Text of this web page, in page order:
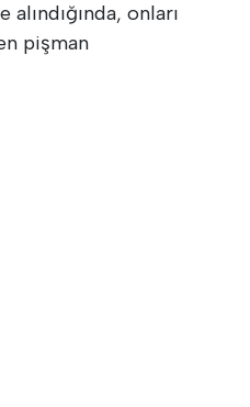
onları
pişman